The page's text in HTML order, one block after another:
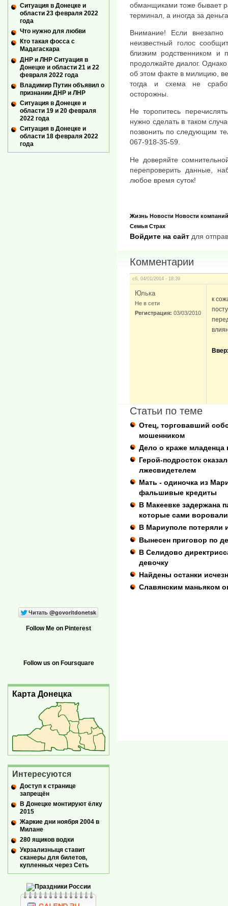
обманщиками тоже бывает
терминал, а иногда за
Внимание! Если внезапно
неизвестный голос
близким родственником и
продолжайте диалог.
об этом факте в милицию,
тогда и схема не
осторожны.
Не торопитесь
нужно сделать в таком
позвонить по следующим
067-918-35-59.
Не доверяйте
перепроверить данные,
любое время суток!
Жизнь Новости Новости компаний
Семья Страх
Войдите на сайт для
Комментарии
сб, 04/01/2014 - 18:39
Юлька
Не в сети
Регистрация: 03/03/2010
к
Статьи по теме
Отец, торговавший
мошенником
Дело о краже младенца
Герой-подросток
лжесвидетелем
Мать - одиночка из
фальшивые кредиты
В Макеевке задержана
которые сами
В Мариуполе потеряли
Вынесен приговор по
В Селидово
девочку
Найдены останки
Славянским маньяком
Ситуация в Донецке и
области 23 февраля 2022
года
Что нужно для любви
Кто такая фосса с
Мадагаскара
ДНР и ЛНР Ситуация в
Донецке и области 21 и 22
февраля 2022 года
Владимир Путин объявил о
признании ДНР и ЛНР
Ситуация в Донецке и
области 19 и 20 февраля
2022 года
Ситуация в Донецке и
области 18 февраля 2022
года
Follow Me on Pinterest
Follow us on Foursquare
Карта Донецка
Интересуются
Доступ к странице
запрещён
В Донецке монтируют ёлку
2015
Жаркие дни ноября 2004 в
Милане
280 ящиков водки
Укрзализныця ставит
сканеры для билетов,
купленных через Сеть